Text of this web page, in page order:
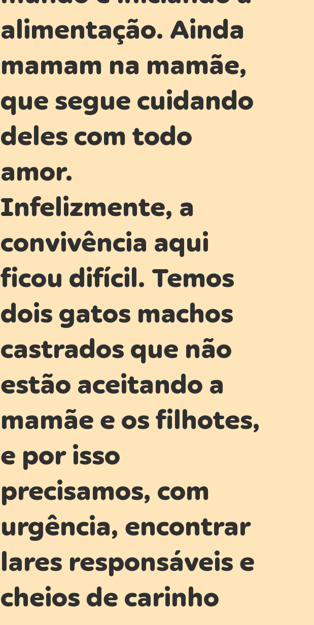
alimentação. Ainda
mamam na mamãe,
que segue cuidando
deles com todo
amor.
Infelizmente, a
convivência aqui
ficou difícil. Temos
dois gatos machos
castrados que não
estão aceitando a
mamãe e os filhotes,
e por isso
precisamos, com
urgência, encontrar
lares responsáveis e
cheios de carinho